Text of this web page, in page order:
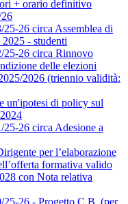
+ orario definitivo
26 circa Assemblea di
- studenti
25-26 circa Rinnovo
delle elezioni
2026 (triennio validità:
un'ipotesi di policy sul
26 circa Adesione a
per l’elaborazione
formativa valido
con Nota relativa